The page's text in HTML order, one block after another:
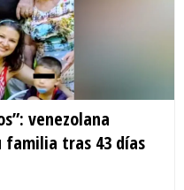
venezolana
tras 43 días